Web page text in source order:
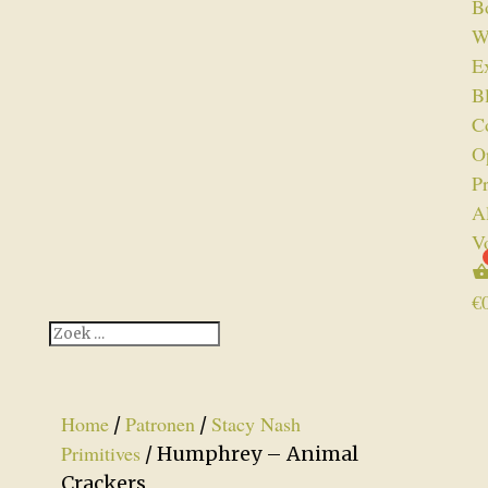
€
Home/Patronen/ Stacy Nash
Primitives / Humphrey – Animal